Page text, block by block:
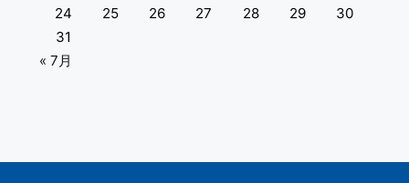
24
25 26 27 28 29
30
31
« 7月